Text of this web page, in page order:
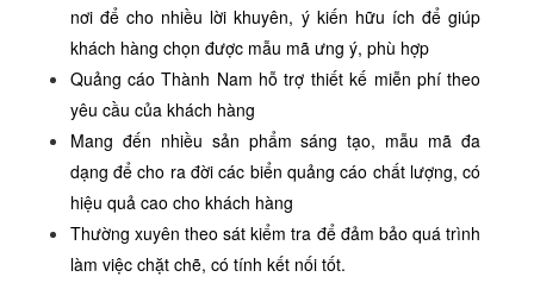
nơi để cho nhiều lời khuyên, ý kiến hữu ích để giúp
khách hàng chọn được mẫu mã ưng ý, phù hợp
Quảng cáo Thành Nam hỗ trợ thiết kế miễn phí theo
yêu cầu của khách hàng
Mang đến nhiều sản phẩm sáng tạo, mẫu mã đa
dạng để cho ra đời các biển quảng cáo chất lượng, có
hiệu quả cao cho khách hàng
Thường xuyên theo sát kiểm tra để đảm bảo quá trình
làm việc chặt chẽ, có tính kết nối tốt.